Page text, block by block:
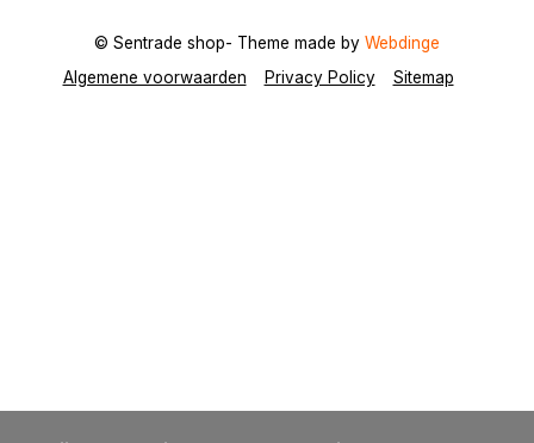
Algemene voorwaarden Privacy Policy Sitemap
© Sentrade shop- Theme made by Webdinge